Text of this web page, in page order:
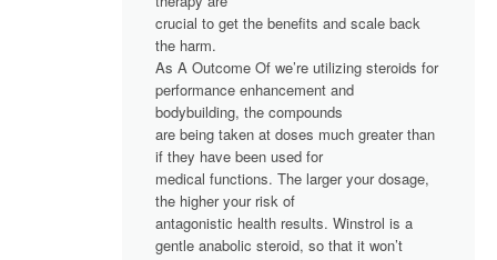
crucial to get the benefits and scale back
the harm.
As A Outcome Of we’re utilizing steroids for
performance enhancement and
bodybuilding, the compounds
are being taken at doses much greater than
if they have been used for
medical functions. The larger your dosage,
the higher your risk of
antagonistic health results. Winstrol is a
gentle anabolic steroid, so that it won’t